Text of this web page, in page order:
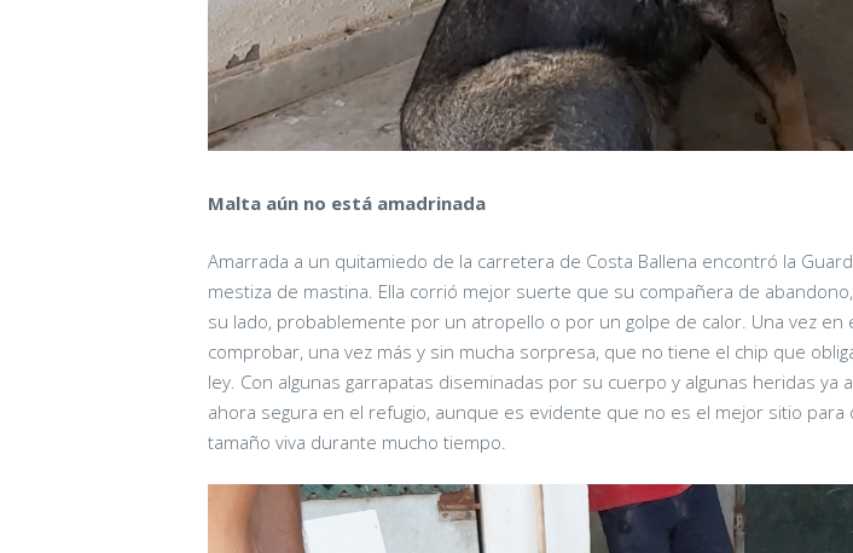
Malta aún no está amadrinada
Amarrada a un quitamiedo de la carretera de Costa Ballena encontró la
mestiza de mastina. Ella corrió mejor suerte que su compañera de
su lado, probablemente por un atropello o por un golpe de calor. Una vez en
comprobar, una vez más y sin mucha sorpresa, que no tiene el chip que
ley. Con algunas garrapatas diseminadas por su cuerpo y algunas heridas ya
ahora segura en el refugio, aunque es evidente que no es el mejor sitio
tamaño viva durante mucho tiempo.